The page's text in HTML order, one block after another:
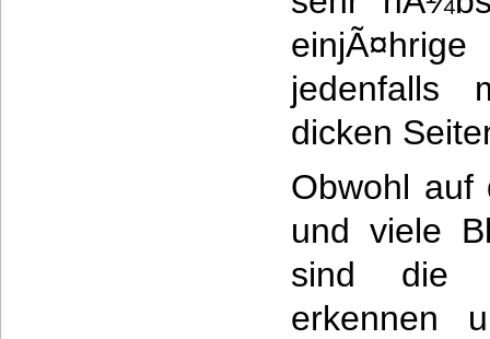
jedenfalls
dicken
Obwohl auf
und viele
sind die
erkennen